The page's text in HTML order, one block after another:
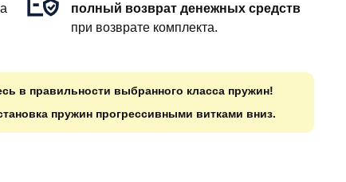
полный возврат денежных средств
при возврате комплекта.
в правильности выбранного класса пружин!
пружин прогрессивными витками вниз.